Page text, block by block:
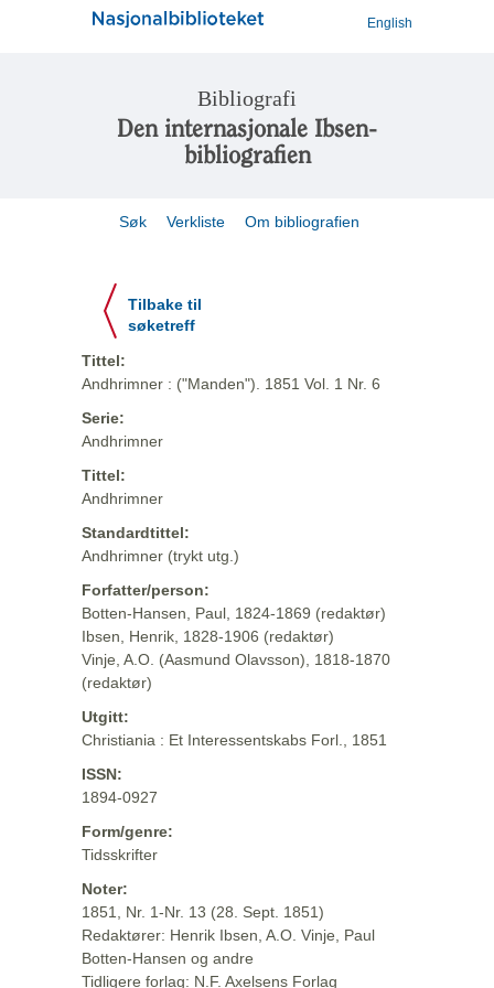
English
Bibliografi
Den internasjonale Ibsen-
bibliografien
Søk Verkliste Om bibliografien
Tilbake til
søketreff
Tittel:
Andhrimner : ("Manden"). 1851 Vol. 1 Nr. 6
Serie:
Andhrimner
Tittel:
Andhrimner
Standardtittel:
Andhrimner (trykt utg.)
Forfatter/person:
Botten-Hansen, Paul, 1824-1869 (redaktør)
Ibsen, Henrik, 1828-1906 (redaktør)
Vinje, A.O. (Aasmund Olavsson), 1818-1870
(redaktør)
Utgitt:
Christiania : Et Interessentskabs Forl., 1851
ISSN:
1894-0927
Form/genre:
Tidsskrifter
Noter:
1851, Nr. 1-Nr. 13 (28. Sept. 1851)
Redaktører: Henrik Ibsen, A.O. Vinje, Paul
Botten-Hansen og andre
Tidligere forlag: N.F. Axelsens Forlag